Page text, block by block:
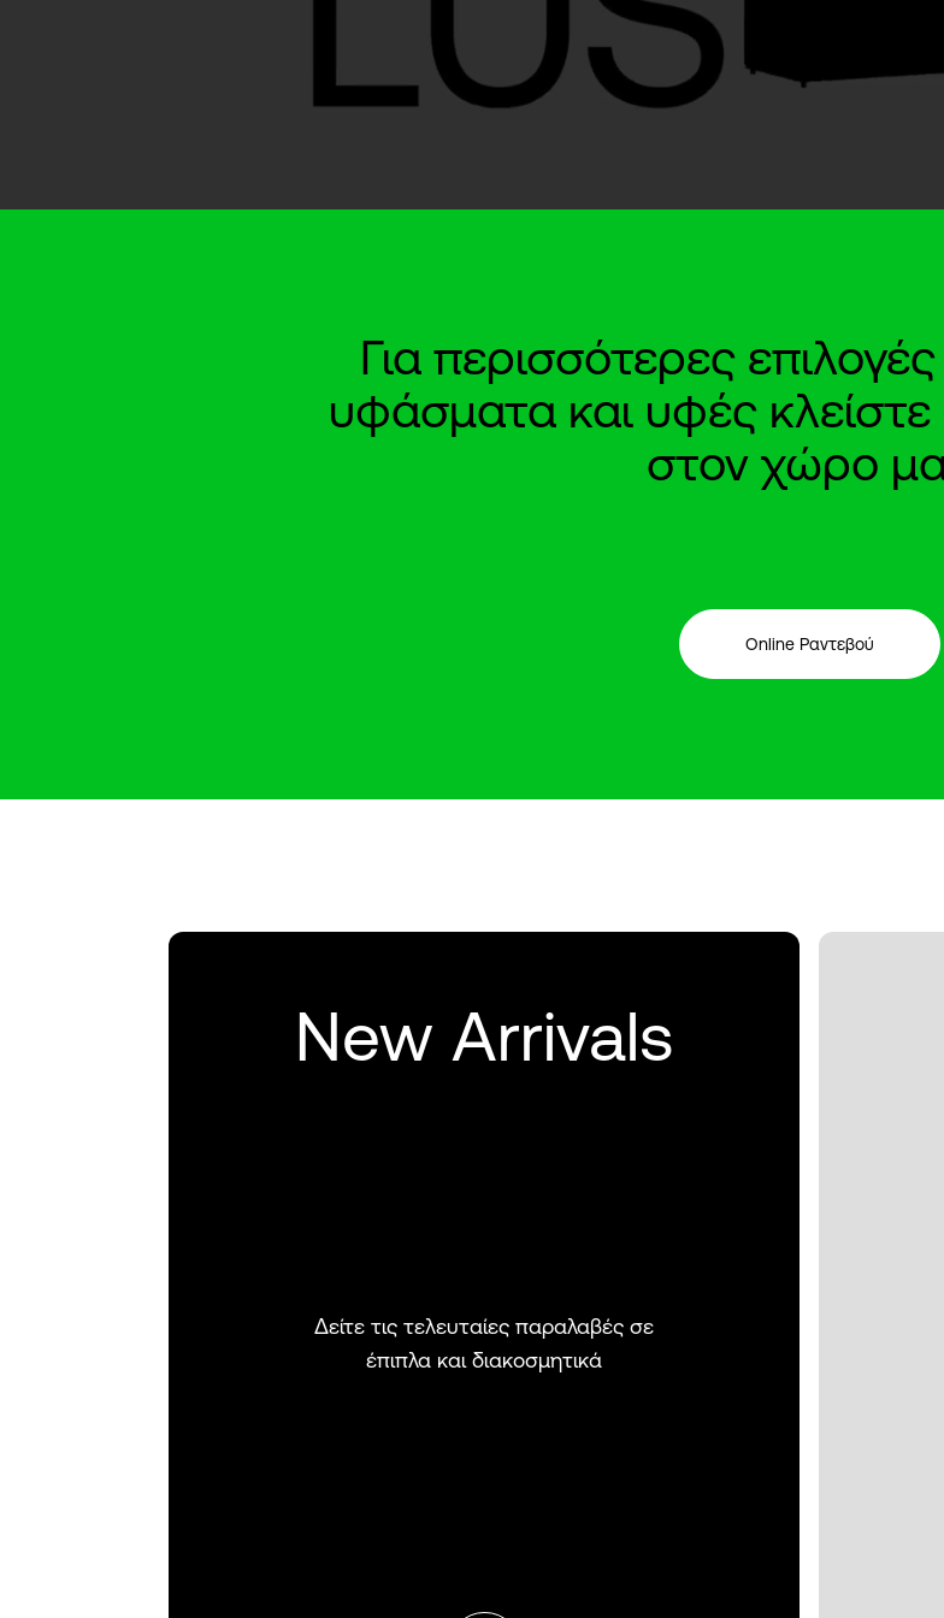
Για περισσότερες
υφάσματα και υφές
στον χώρο
Online Ραντεβού
New Arrivals
Δείτε τις τελευταίες παραλαβές σε
έπιπλα και διακοσμητικά